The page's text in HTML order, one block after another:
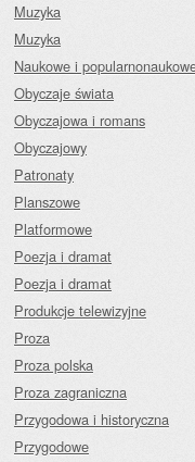
Muzyka
Muzyka
Naukowe i
Obyczaje świata
Obyczajowa i romans
Obyczajowy
Patronaty
Planszowe
Platformowe
Poezja i dramat
Poezja i dramat
Produkcje telewizyjne
Proza
Proza polska
Proza zagraniczna
Przygodowa i historyczna
Przygodowe